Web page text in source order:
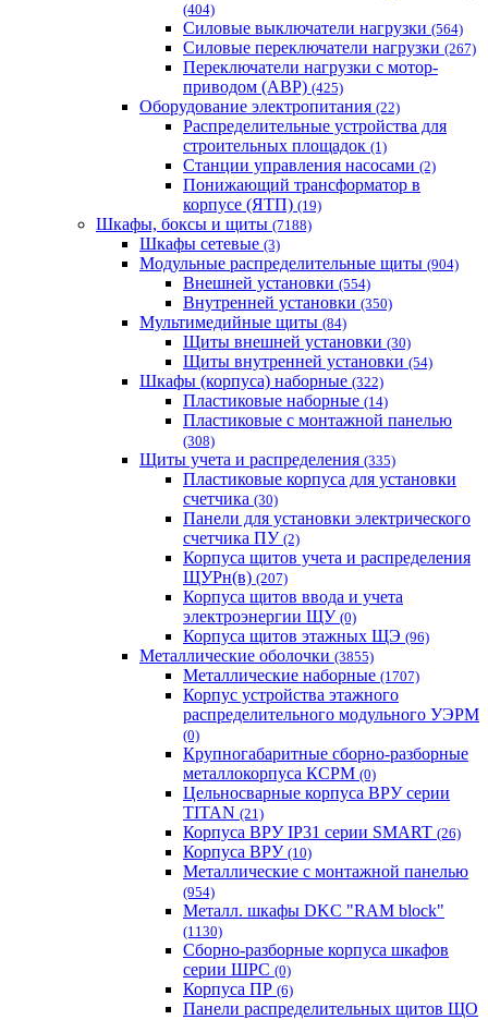
(404)
Силовые выключатели нагрузки (564)
Cиловые переключатели нагрузки (267)
Переключатели нагрузки с мотор-
приводом (АВР) (425)
Оборудование электропитания (22)
Распределительные устройства для
строительных площадок (1)
Станции управления насосами (2)
Понижающий трансформатор в
корпусе (ЯТП) (19)
Шкафы, боксы и щиты (7188)
Шкафы сетевые (3)
Модульные распределительные щиты (904)
Внешней установки (554)
Внутренней установки (350)
Мультимедийные щиты (84)
Щиты внешней установки (30)
Щиты внутренней установки (54)
Шкафы (корпуса) наборные (322)
Пластиковые наборные (14)
Пластиковые с монтажной панелью
(308)
Щиты учета и распределения (335)
Пластиковые корпуса для установки
счетчика (30)
Панели для установки электрического
счетчика ПУ (2)
Корпуса щитов учета и распределения
ЩУРн(в) (207)
Корпуса щитов ввода и учета
электроэнергии ЩУ (0)
Корпуса щитов этажных ЩЭ (96)
Металлические оболочки (3855)
Металлические наборные (1707)
Корпус устройства этажного
распределительного модульного УЭРМ
(0)
Крупногабаритные сборно-разборные
металлокорпуса КСРМ (0)
Цельносварные корпуса ВРУ серии
TITAN (21)
Корпуса ВРУ IP31 серии SMART (26)
Корпуса ВРУ (10)
Металлические с монтажной панелью
(954)
Металл. шкафы DKC "RAM block"
(1130)
Сборно-разборные корпуса шкафов
серии ШРС (0)
Корпуса ПР (6)
Панели распределительных щитов ЩО